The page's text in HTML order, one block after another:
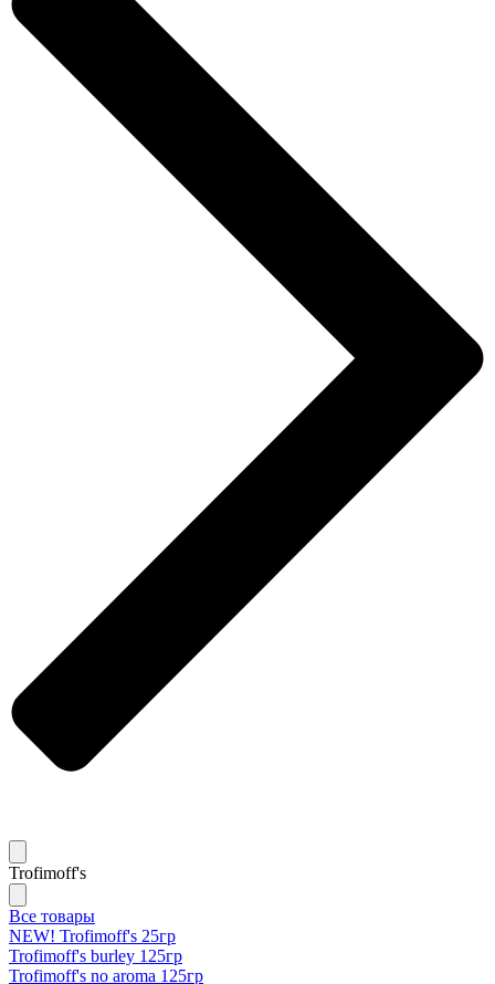
Trofimoff's
Все товары
NEW! Trofimoff's 25гр
Trofimoff's burley 125гр
Trofimoff's no aroma 125гр